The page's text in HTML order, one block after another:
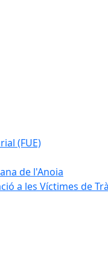
(FUE)
de l'Anoia
a les Víctimes de